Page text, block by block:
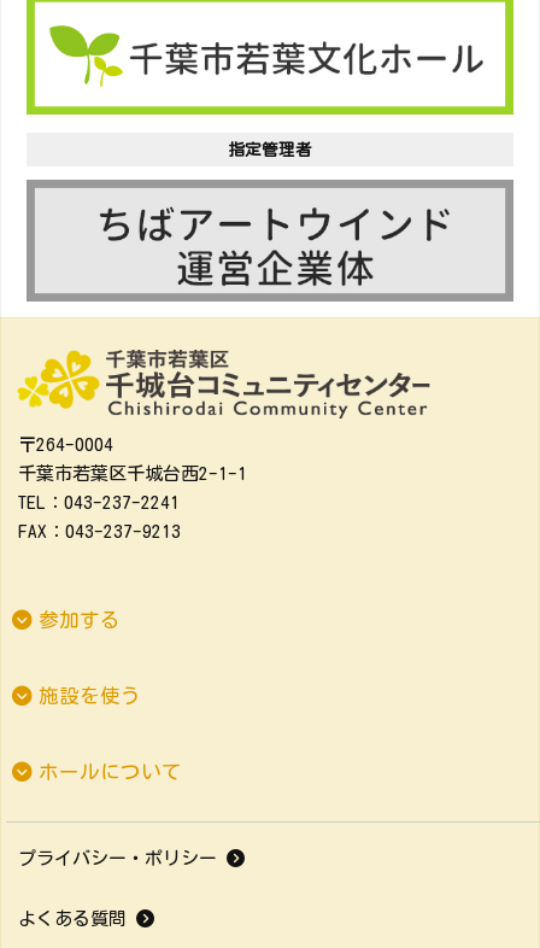
指定管理者
〒264-0004
千葉市若葉区千城台西2-1-1
TEL：043-237-2241
FAX：043-237-9213
参加する
施設を使う
ホールについて
プライバシー・ポリシー
よくある質問